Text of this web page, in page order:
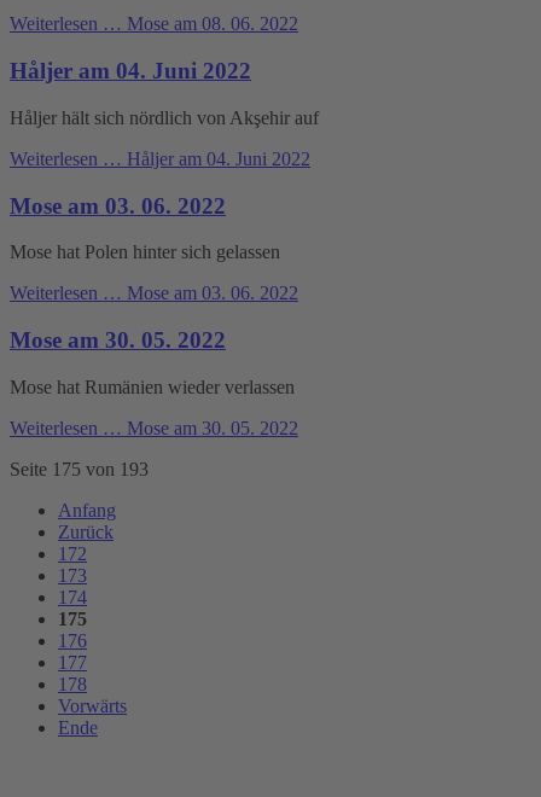
Weiterlesen … Mose am 08. 06. 2022
Håljer am 04. Juni 2022
Håljer hält sich nördlich von Akşehir auf
Weiterlesen … Håljer am 04. Juni 2022
Mose am 03. 06. 2022
Mose hat Polen hinter sich gelassen
Weiterlesen … Mose am 03. 06. 2022
Mose am 30. 05. 2022
Mose hat Rumänien wieder verlassen
Weiterlesen … Mose am 30. 05. 2022
Seite 175 von 193
Anfang
Zurück
172
173
174
175
176
177
178
Vorwärts
Ende